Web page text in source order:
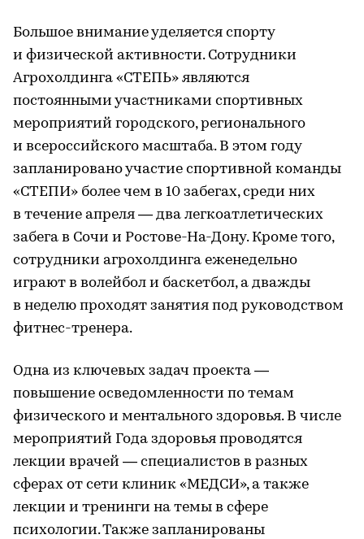
Большое внимание уделяется спорту
и физической активности. Сотрудники
Агрохолдинга «СТЕПЬ» являются
постоянными участниками спортивных
мероприятий городского, регионального
и всероссийского масштаба. В этом году
запланировано участие спортивной команды
«СТЕПИ» более чем в 10 забегах, среди них
в течение апреля — два легкоатлетических
забега в Сочи и Ростове-На-Дону. Кроме того,
сотрудники агрохолдинга еженедельно
играют в волейбол и баскетбол, а дважды
в неделю проходят занятия под руководством
фитнес-тренера.
Одна из ключевых задач проекта —
повышение осведомленности по темам
физического и ментального здоровья. В числе
мероприятий Года здоровья проводятся
лекции врачей — специалистов в разных
сферах от сети клиник «МЕДСИ», а также
лекции и тренинги на темы в сфере
психологии. Также запланированы